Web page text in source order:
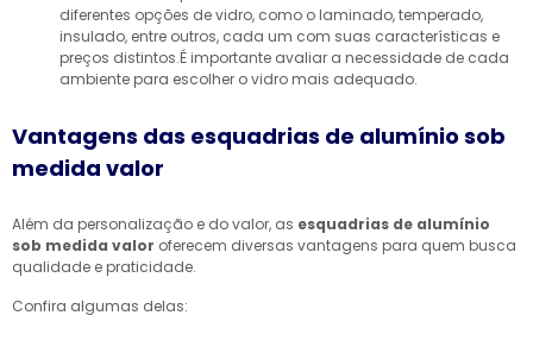
diferentes opções de vidro, como o laminado, temperado,
insulado, entre outros, cada um com suas características e
preços distintos.É importante avaliar a necessidade de cada
ambiente para escolher o vidro mais adequado.
Vantagens das esquadrias de alumínio sob
medida valor
Além da personalização e do valor, as esquadrias de alumínio
sob medida valor oferecem diversas vantagens para quem busca
qualidade e praticidade.
Confira algumas delas: